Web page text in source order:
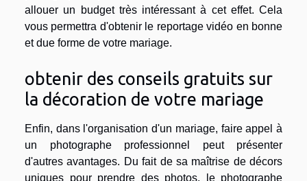
allouer un budget très intéressant à cet effet. Cela
vous permettra d'obtenir le reportage vidéo en bonne
et due forme de votre mariage.
obtenir des conseils gratuits sur
la décoration de votre mariage
Enfin, dans l'organisation d'un mariage, faire appel à
un photographe professionnel peut présenter
d'autres avantages. Du fait de sa maîtrise de décors
uniques pour prendre des photos, le photographe